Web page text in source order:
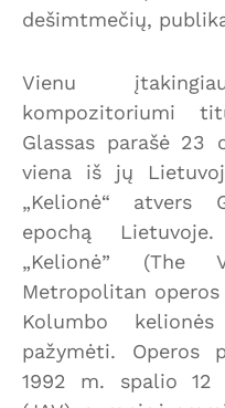
dešimtmečių,
Vienu
kompozitoriumi
Glassas parašė
viena iš jų
„Kelionė“ atvers
epochą
„Kelionė” (The
Metropolitan
Kolumbo
pažymėti. Operos
1992 m. spalio 12